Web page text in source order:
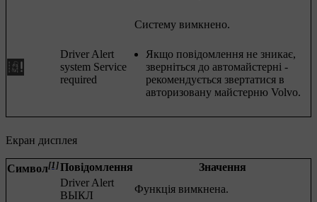
Driver Alert
system Service
required
Систему вимкнено.
Якщо повідомлення не зникає,
зверніться до автомайстерні -
рекомендується звертатися в
авторизовану майстерню Volvo.
Екран дисплея
Символ[1]Повідомлення
Значення
Driver Alert
ВЫКЛ
Функція вимкнена.